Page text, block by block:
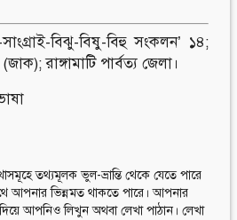
বিঝু-বিষু-বিহু সংকলন’ ১৪;
রাঙ্গামাটি পার্বত্য জেলা।
তথ্যমূলক ভুল-ভ্রান্তি থেকে যেতে পারে
আপনার ভিন্নমত থাকতে পারে। আপনার
আপনিও লিখুন অথবা লেখা পাঠান। লেখা